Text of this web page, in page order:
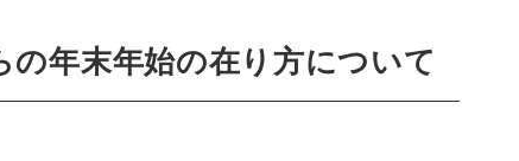
の年末年始の在り方について